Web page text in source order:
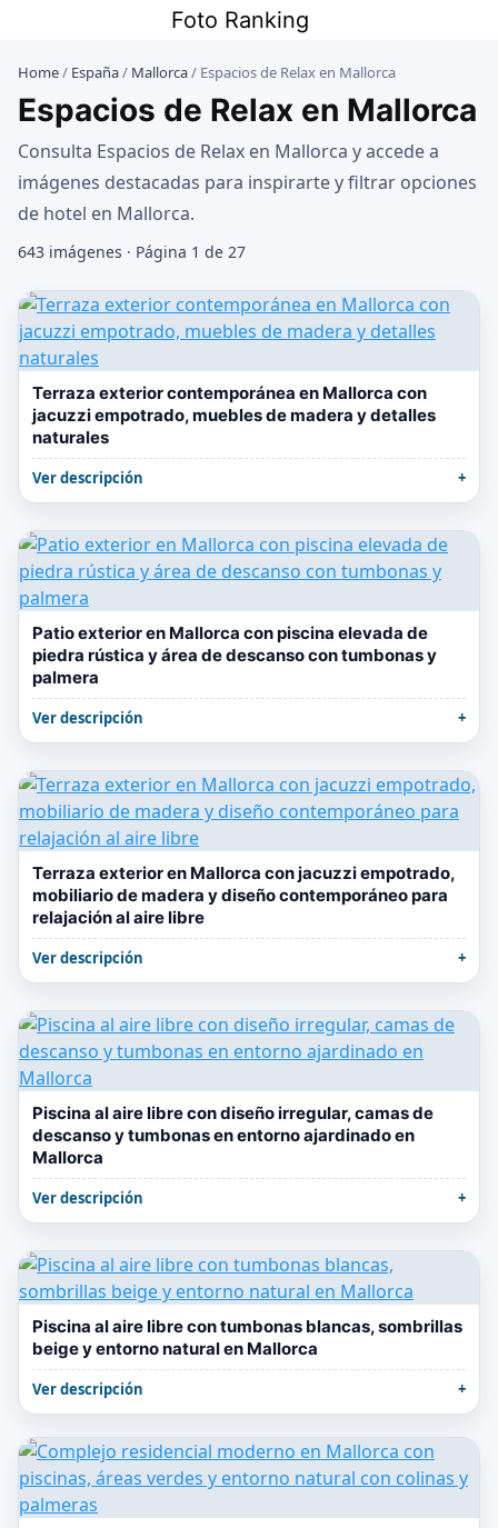
contenido
Foto Ranking
Home/ España/ Mallorca/ Espacios de Relax en Mallorca
Espacios de Relax en Mallorca
Consulta Espacios de Relax en Mallorca y accede a
imágenes destacadas para inspirarte y filtrar opciones
de hotel en Mallorca.
643 imágenes · Página 1 de 27
Terraza exterior contemporánea en Mallorca con
jacuzzi empotrado, muebles de madera y detalles
naturales
Ver descripción
Patio exterior en Mallorca con piscina elevada de
piedra rústica y área de descanso con tumbonas y
palmera
Ver descripción
Terraza exterior en Mallorca con jacuzzi empotrado,
mobiliario de madera y diseño contemporáneo para
relajación al aire libre
Ver descripción
Piscina al aire libre con diseño irregular, camas de
descanso y tumbonas en entorno ajardinado en
Mallorca
Ver descripción
Piscina al aire libre con tumbonas blancas, sombrillas
beige y entorno natural en Mallorca
Ver descripción